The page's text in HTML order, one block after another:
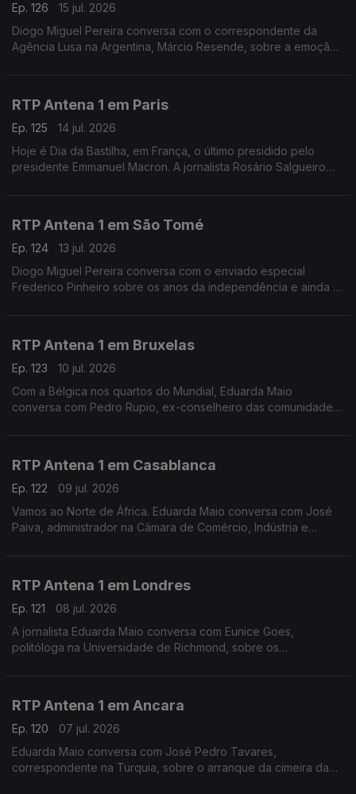
Ep. 126
15 jul. 2026
Diogo Miguel Pereira conversa com o correspondente da
Agência Lusa na Argentina, Márcio Resende, sobre a emoção
RTP Antena 1 em Paris
Ep. 125
14 jul. 2026
Hoje é Dia da Bastilha, em França, o último presidido pelo
presidente Emmanuel Macron. A jornalista Rosário Salgueiro
RTP Antena 1 em São Tomé
Ep. 124
13 jul. 2026
Diogo Miguel Pereira conversa com o enviado especial
Frederico Pinheiro sobre os anos da independência e ainda o
RTP Antena 1 em Bruxelas
Ep. 123
10 jul. 2026
Com a Bélgica nos quartos do Mundial, Eduarda Maio
conversa com Pedro Rupio, ex-conselheiro das comunidades
RTP Antena 1 em Casablanca
Ep. 122
09 jul. 2026
Vamos ao Norte de África. Eduarda Maio conversa com José
Paiva, administrador na Câmara de Comércio, Indústria e
RTP Antena 1 em Londres
Ep. 121
08 jul. 2026
A jornalista Eduarda Maio conversa com Eunice Goes,
politóloga na Universidade de Richmond, sobre os
RTP Antena 1 em Ancara
Ep. 120
07 jul. 2026
Eduarda Maio conversa com José Pedro Tavares,
correspondente na Turquia, sobre o arranque da cimeira da